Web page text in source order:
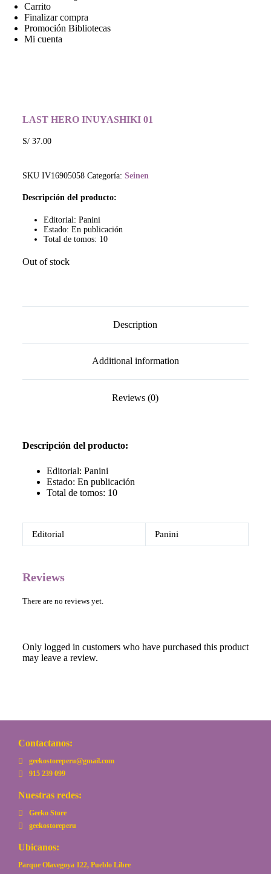
Carrito
Finalizar compra
Promoción Bibliotecas
Mi cuenta
LAST HERO INUYASHIKI 01
S/37.00
SKU IV16905058 Categoría: Seinen
Descripción del producto:
Editorial: Panini
Estado: En publicación
Total de tomos: 10
Out of stock
Description
Additional information
Reviews (0)
Descripción del producto:
Editorial: Panini
Estado: En publicación
Total de tomos: 10
Editorial Panini
Reviews
There are no reviews yet.
Only logged in customers who have purchased this product
may leave a review.
Contactanos:
geekostoreperu@gmail.com
915 239 099
Nuestras redes:
Geeko Store
geekostoreperu
Ubicanos:
Parque Olavegoya 122, Pueblo Libre